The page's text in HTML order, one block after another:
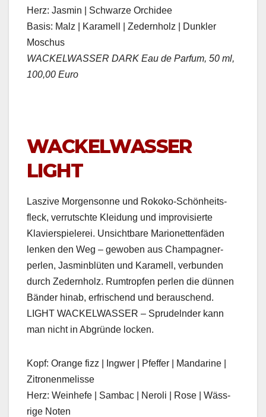
Herz: Jas­min | Schwarze Orchidee
Basis: Malz | Karamell | Zed­ern­holz | Dun­kler
Moschus
WACKELWASSER DARK Eau de Par­fum, 50 ml,
100,00 Euro
WACKELWASSER
LIGHT
Laszive Mor­gen­sonne und Rokoko-Schön­heits­
fleck, ver­rutschte Klei­dung und impro­visierte
Klavier­spiel­erei. Unsicht­bare Mar­i­onet­ten­fä­den
lenken den Weg – gewoben aus Cham­pag­n­er­
perlen, Jas­min­blüten und Karamell, ver­bun­den
durch Zed­ern­holz. Rumtropfen perlen die dün­nen
Bän­der hinab, erfrischend und berauschend.
LIGHT WACKELWASSER – Sprudel­nder kann
man nicht in Abgründe lock­en.
Kopf: Orange fizz | Ing­w­er | Pfef­fer | Man­darine |
Zitro­nen­melisse
Herz: Wein­hefe | Sam­bac | Neroli | Rose | Wäss­
rige Noten